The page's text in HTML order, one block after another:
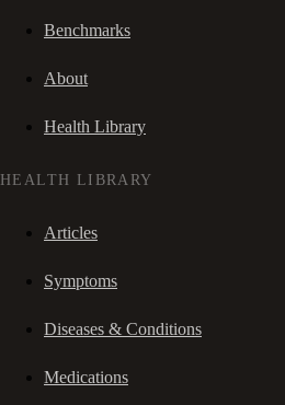
Benchmarks
About
Health Library
HEALTH LIBRARY
Articles
Symptoms
Diseases & Conditions
Medications